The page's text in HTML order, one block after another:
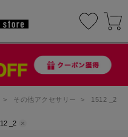
> その他アクセサリー > 1512 _2
_2